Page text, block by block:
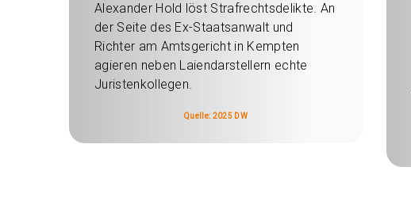
Alexander Hold löst Strafrechtsdelikte. An
der Seite des Ex-Staatsanwalt und
Richter am Amtsgericht in Kempten
agieren neben Laiendarstellern echte
Juristenkollegen.
Quelle: 2025 DW